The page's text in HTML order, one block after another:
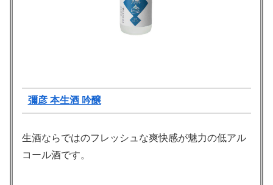
彌彦 本生酒 吟醸
生酒ならではのフレッシュな爽快感が魅力の低アル
コール酒です。